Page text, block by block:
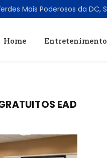
Home Entretenimento
EAD